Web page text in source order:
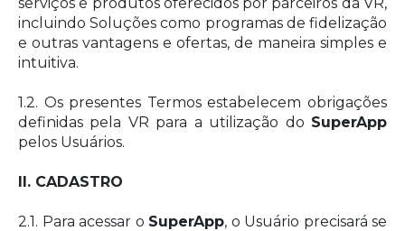
incluindo Soluções como programas de fidelização
e outras vantagens e ofertas, de maneira simples e
intuitiva.
1.2. Os presentes Termos estabelecem obrigações
definidas pela VR para a utilização do SuperApp
pelos Usuários.
II. CADASTRO
2.1. Para acessar o SuperApp, o Usuário precisará se